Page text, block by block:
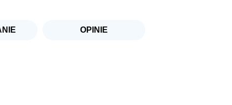
OPINIE